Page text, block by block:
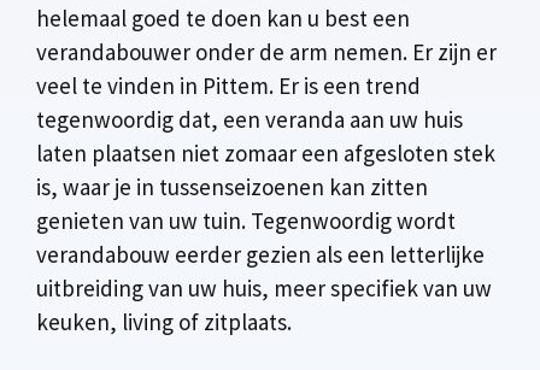
helemaal goed te doen kan u best een
verandabouwer onder de arm nemen. Er zijn er
veel te vinden in Pittem. Er is een trend
tegenwoordig dat, een veranda aan uw huis
laten plaatsen niet zomaar een afgesloten stek
is, waar je in tussenseizoenen kan zitten
genieten van uw tuin. Tegenwoordig wordt
verandabouw eerder gezien als een letterlijke
uitbreiding van uw huis, meer specifiek van uw
keuken, living of zitplaats.